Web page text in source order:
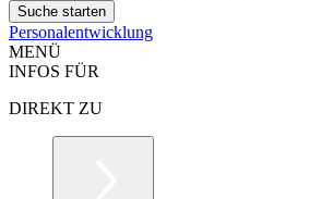
Personalentwicklung
MENÜ
INFOS FÜR
DIREKT ZU